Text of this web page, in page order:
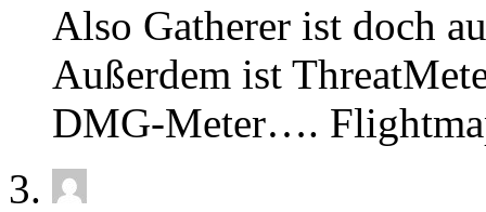
Also Gatherer ist doch
Außerdem ist
DMG-Meter….